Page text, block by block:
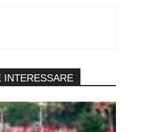
INTERESSARE